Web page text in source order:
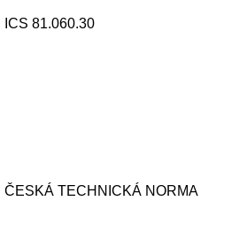
ICS 81.060.30
ČESKÁ TECHNICKÁ NORMA